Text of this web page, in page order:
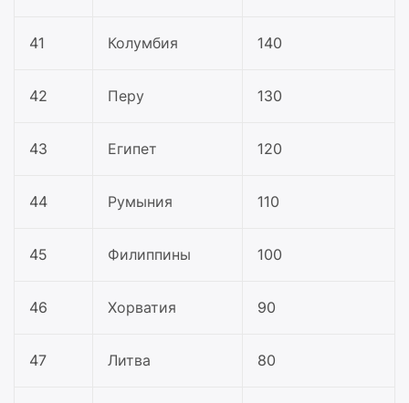
41 Колумбия 140
42 Перу 130
43 Египет 120
44 Румыния 110
45 Филиппины 100
46 Хорватия 90
47 Литва 80